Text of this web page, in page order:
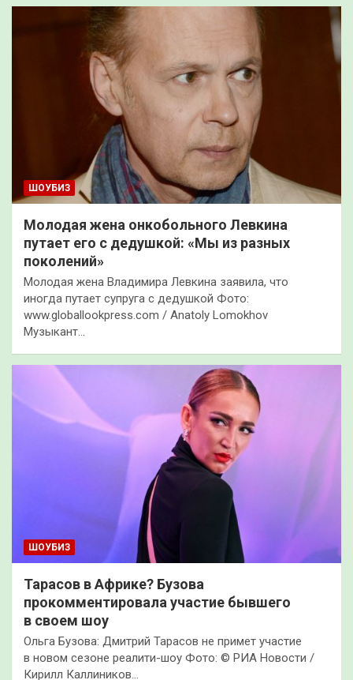
ШОУБИЗ
Молодая жена онкобольного Левкина
путает его с дедушкой: «Мы из разных
поколений»
Молодая жена Владимира Левкина заявила, что
иногда путает супруга с дедушкой Фото:
www.globallookpress.com / Anatoly Lomokhov
Музыкант…
ШОУБИЗ
Тарасов в Африке? Бузова
прокомментировала участие бывшего
в своем шоу
Ольга Бузова: Дмитрий Тарасов не примет участие
в новом сезоне реалити-шоу Фото: © РИА Новости /
Кирилл Каллиников…